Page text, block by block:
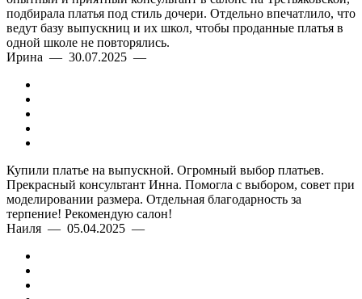
Современный стиль
Комфорт и элегантность
Качество ткани
подбирала платья под стиль дочери. Отдельно впечатлило, что
ведут базу выпускниц и их школ, чтобы проданные платья в
одной школе не повторялись.
Ирина — 30.07.2025 —
Купили платье на выпускной. Огромный выбор платьев.
Прекрасный консультант Инна. Помогла с выбором, совет при
моделировании размера. Отдельная благодарность за
терпение! Рекомендую салон!
Наиля — 05.04.2025 —